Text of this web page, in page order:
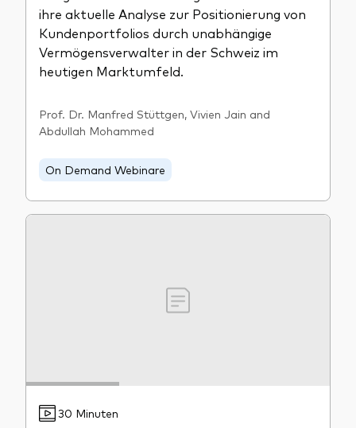
ihre aktuelle Analyse zur Positionierung von
Kundenportfolios durch unabhängige
Vermögensverwalter in der Schweiz im
heutigen Marktumfeld.
Prof. Dr. Manfred Stüttgen, Vivien Jain and
Abdullah Mohammed
On Demand Webinare
30 Minuten